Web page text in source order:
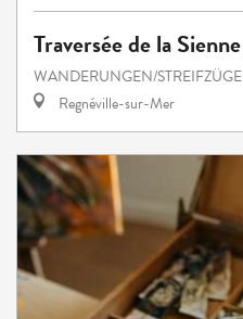
Traversée de la Sienne
WANDERUNGEN/STREIFZÜGE
Regnéville-sur-Mer